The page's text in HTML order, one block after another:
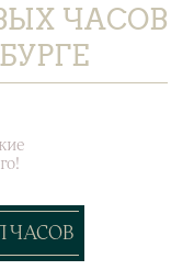
ЧАСОВ
ЧАСОВ